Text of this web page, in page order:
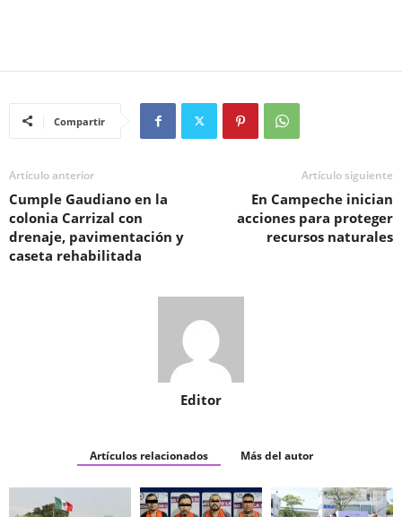
Compartir
Artículo anterior
Cumple Gaudiano en la
colonia Carrizal con
drenaje, pavimentación y
caseta rehabilitada
Artículo siguiente
En Campeche inician
acciones para proteger
recursos naturales
Editor
Artículos relacionados Más del autor